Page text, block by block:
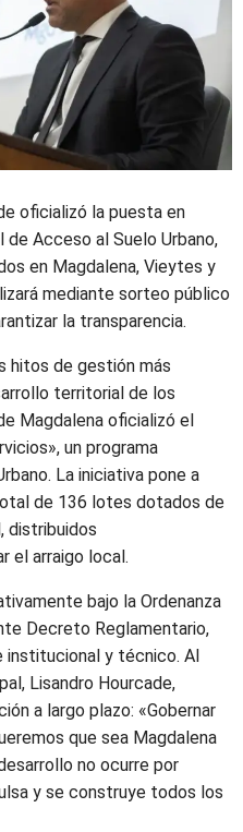
oficializó la puesta en
de Acceso al Suelo Urbano,
en Magdalena, Vieytes y
mediante sorteo público
la transparencia.
hitos de gestión más
territorial de los
Magdalena oficializó el
un programa
La iniciativa pone a
de 136 lotes dotados de
distribuidos
el arraigo local.
bajo la Ordenanza
Decreto Reglamentario,
institucional y técnico. Al
Lisandro Hourcade,
a largo plazo: «Gobernar
que sea Magdalena
no ocurre por
y se construye todos los